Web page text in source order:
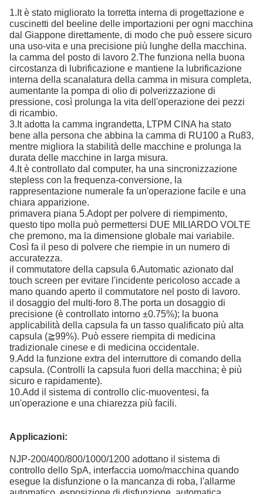
1.It è stato migliorato la torretta interna di progettazione e
cuscinetti del beeline delle importazioni per ogni macchina
dal Giappone direttamente, di modo che può essere sicuro
una uso-vita e una precisione più lunghe della macchina.
la camma del posto di lavoro 2.The funziona nella buona
circostanza di lubrificazione e mantiene la lubrificazione
interna della scanalatura della camma in misura completa,
aumentante la pompa di olio di polverizzazione di
pressione, così prolunga la vita dell'operazione dei pezzi
di ricambio.
3.It adotta la camma ingrandetta, LTPM CINA ha stato
bene alla persona che abbina la camma di RU100 a Ru83,
mentre migliora la stabilità delle macchine e prolunga la
durata delle macchine in larga misura.
4.It è controllato dal computer, ha una sincronizzazione
stepless con la frequenza-conversione, la
rappresentazione numerale fa un'operazione facile e una
chiara apparizione.
primavera piana 5.Adopt per polvere di riempimento,
questo tipo molla può permettersi DUE MILIARDO VOLTE
che premono, ma la dimensione globale mai variabile.
Così fa il peso di polvere che riempie in un numero di
accuratezza.
il commutatore della capsula 6.Automatic azionato dal
touch screen per evitare l'incidente pericoloso accade a
mano quando aperto il commutatore nel posto di lavoro.
il dosaggio del multi-foro 8.The porta un dosaggio di
precisione (è controllato intorno ±0.75%); la buona
applicabilità della capsula fa un tasso qualificato più alta
capsula (≧99%). Può essere riempita di medicina
tradizionale cinese e di medicina occidentale.
9.Add la funzione extra del interruttore di comando della
capsula. (Controlli la capsula fuori della macchina; è più
sicuro e rapidamente).
10.Add il sistema di controllo clic-muoventesi, fa
un'operazione e una chiarezza più facili.
Applicazioni:
NJP-200/400/800/1000/1200 adottano il sistema di
controllo dello SpA, interfaccia uomo/macchina quando
esegue la disfunzione o la mancanza di roba, l'allarme